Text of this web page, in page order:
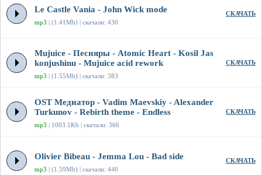
Le Castle Vania - John Wick mode
mp3 | (1.41Mb) | скачали: 430
СКАЧАТЬ
Mujuice - Песняры - Atomic Heart - Kosil Jas
konjushinu - Mujuice acid rework
mp3 | (1.55Mb) | скачали: 383
СКАЧАТЬ
OST Медиатор - Vadim Maevskiy - Alexander
Turkunov - Rebirth theme - Endless
mp3 | 1003.1Kb | скачали: 366
СКАЧАТЬ
Olivier Bibeau - Jemma Lou - Bad side
mp3 | (1.59Mb) | скачали: 440
СКАЧАТЬ